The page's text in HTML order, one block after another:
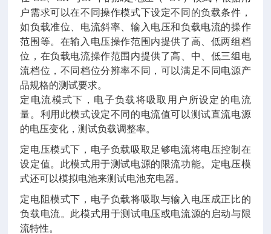
户需求可以在不同操作模式下设定不同的负载条件，
如负载准位、电流斜率、输入电压和负载电流的操作
范围等。在输入电压操作范围内提供了高、低两组档
位，在负载电流操作范围内提供了高、中、低三组电
流档位，不同档位分辨率不同，可以满足不同电源产
品规格的测试要求。
定电流模式下，电子负载将吸取用户所设定的电流
量。利用此模式设定不同的电流值可以测试直流电源
的电压变化，测试负载调整率。
定电压模式下，电子负载吸取足够电流将电压控制在
设定值。此模式用于测试电源的限流功能。定电压模
式还可以模拟电池来测试电池充电器。
定电阻模式下，电子负载将吸取与输入电压成正比的
负载电流。此模式用于测试电压或电流源的启动与限
流特性。